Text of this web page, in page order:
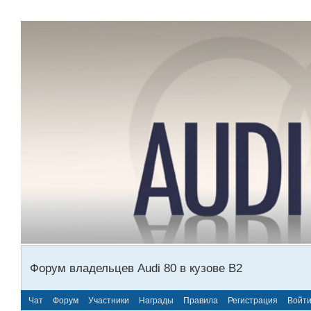
Форум владельцев Audi 80 в кузове В2
Чат Форум Участники Награды Правила Регистрация Войти